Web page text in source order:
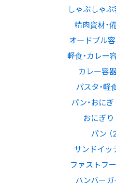
しゃぶしゃぶ
精肉資材・備
オードブル容
軽食・カレー
カレー容器
パスタ・軽
パン・おにぎ
おにぎり
パン （
サンドイッ
ファストフー
ハンバーガ